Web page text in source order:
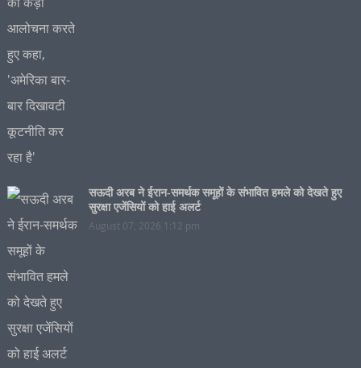
सऊदी अरब ने ईरान-समर्थक समूहों के संभावित हमले को देखते हुए
सुरक्षा एजेंसियों को हाई अलर्ट
August 07, 2026 1:12 pm